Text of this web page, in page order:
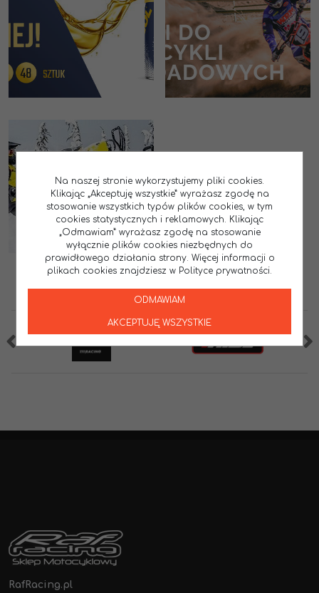
RafRacing.pl
Na naszej stronie wykorzystujemy pliki cookies.
Klikając „Akceptuję wszystkie” wyrażasz zgodę na
stosowanie wszystkich typów plików cookies, w tym
cookies statystycznych i reklamowych. Klikając
„Odmawiam” wyrażasz zgodę na stosowanie
wyłącznie plików cookies niezbędnych do
prawidłowego działania strony. Więcej informacji o
plikach cookies znajdziesz w Polityce prywatności.
ODMAWIAM
AKCEPTUJĘ WSZYSTKIE